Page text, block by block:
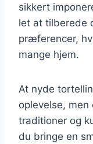
sikkert
let at tilberede
præferencer,
mange hjem.
At nyde
oplevelse,
traditioner og
du bringe en